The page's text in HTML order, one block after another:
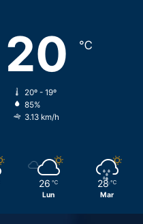
20 ℃
20º - 19º
85%
3.13 km/h
26 ℃
Lun
28 ℃
Mar